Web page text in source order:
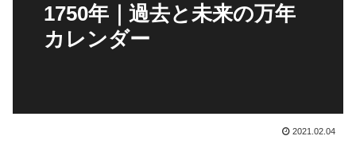
1750年｜過去と未来の万年
カレンダー
2021.02.04